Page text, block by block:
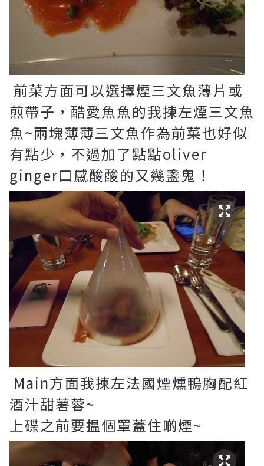
前菜方面可以選擇煙三文魚薄片或
煎帶子，酷愛魚魚的我揀左煙三文魚
魚~兩塊薄薄三文魚作為前菜也好似
有點少，不過加了點點oliver
ginger口感酸酸的又幾盞鬼！
Main方面我揀左法國煙燻鴨胸配紅
酒汁甜薯蓉~
上碟之前要揾個罩蓋住啲煙~